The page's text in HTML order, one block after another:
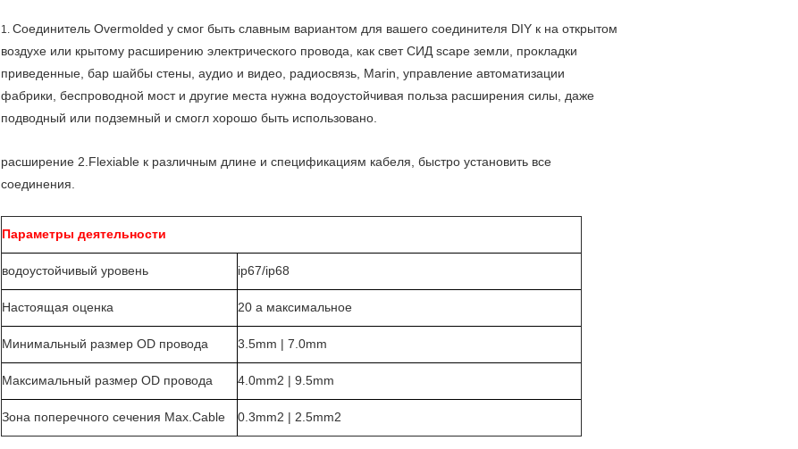
1. Соединитель Overmolded y смог быть славным вариантом для вашего соединителя DIY к на открытом
воздухе или крытому расширению электрического провода, как свет СИД scape земли, прокладки
приведенные, бар шайбы стены, аудио и видео, радиосвязь, Marin, управление автоматизации
фабрики, беспроводной мост и другие места нужна водоустойчивая польза расширения силы, даже
подводный или подземный и смогл хорошо быть использовано.
расширение 2.Flexiable к различным длине и спецификациям кабеля, быстро установить все
соединения.
Параметры деятельности
водоустойчивый уровень ip67/ip68
Настоящая оценка 20 a максимальное
Минимальный размер OD провода 3.5mm | 7.0mm
Максимальный размер OD провода 4.0mm2 | 9.5mm
Зона поперечного сечения Max.Cable 0.3mm2 | 2.5mm2